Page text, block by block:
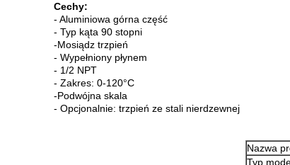
Cechy:
- Aluminiowa górna część
- Typ kąta 90 stopni
-Mosiądz trzpień
- Wypełniony płynem
- 1/2 NPT
- Zakres: 0-120°C
-Podwójna skala
- Opcjonalnie: trzpień ze stali nierdzewnej
Nazwa
Typ